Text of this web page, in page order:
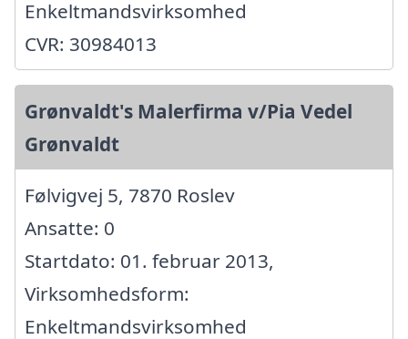
Enkeltmandsvirksomhed
CVR: 30984013
Grønvaldt's Malerfirma v/Pia Vedel
Grønvaldt
Følvigvej 5, 7870 Roslev
Ansatte: 0
Startdato: 01. februar 2013,
Virksomhedsform:
Enkeltmandsvirksomhed